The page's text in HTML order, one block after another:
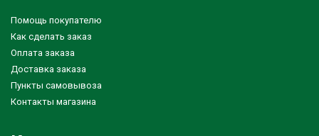
Помощь покупателю
Как сделать заказ
Оплата заказа
Доставка заказа
Пункты самовывоза
Контакты магазина